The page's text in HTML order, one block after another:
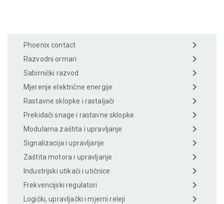
Phoenix contact
Razvodni ormari
Sabirnički razvod
Mjerenje električne energije
Rastavne sklopke i rastaljači
Prekidači snage i rastavne sklopke
Modularna zaštita i upravljanje
Signalizacija i upravljanje
Zaštita motora i upravljanje
Industrijski utikači i utičnice
Frekvencijski regulatori
Logički, upravljački i mjerni releji